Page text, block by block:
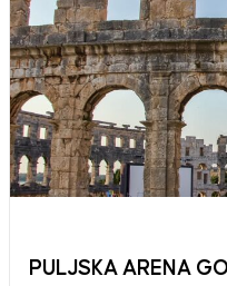
PULJSKA ARENA